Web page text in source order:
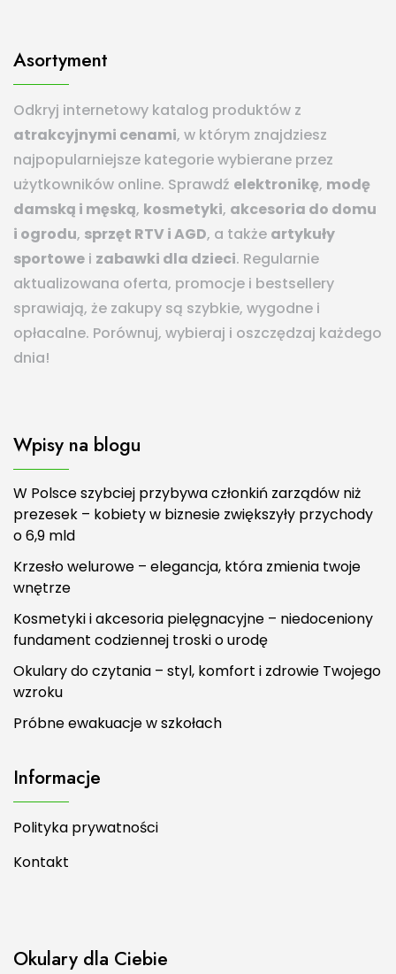
Asortyment
Odkryj internetowy katalog produktów z
atrakcyjnymi cenami, w którym znajdziesz
najpopularniejsze kategorie wybierane przez
użytkowników online. Sprawdź elektronikę, modę
damską i męską, kosmetyki, akcesoria do domu
i ogrodu, sprzęt RTV i AGD, a także artykuły
sportowe i zabawki dla dzieci. Regularnie
aktualizowana oferta, promocje i bestsellery
sprawiają, że zakupy są szybkie, wygodne i
opłacalne. Porównuj, wybieraj i oszczędzaj każdego
dnia!
Wpisy na blogu
W Polsce szybciej przybywa członkiń zarządów niż
prezesek – kobiety w biznesie zwiększyły przychody
o 6,9 mld
Krzesło welurowe – elegancja, która zmienia twoje
wnętrze
Kosmetyki i akcesoria pielęgnacyjne – niedoceniony
fundament codziennej troski o urodę
Okulary do czytania – styl, komfort i zdrowie Twojego
wzroku
Próbne ewakuacje w szkołach
Informacje
Polityka prywatności
Kontakt
Okulary dla Ciebie